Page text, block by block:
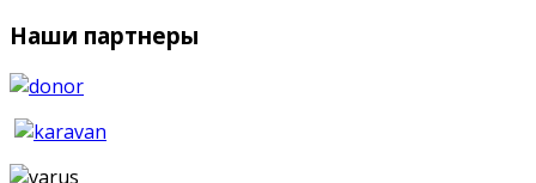
Наши партнеры